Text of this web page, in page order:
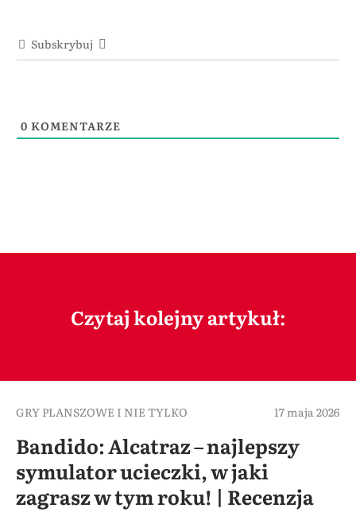
Subskrybuj
0 KOMENTARZE
Czytaj kolejny artykuł:
GRY PLANSZOWE I NIE TYLKO 17 maja 2026
Bandido: Alcatraz – najlepszy
symulator ucieczki, w jaki
zagrasz w tym roku! | Recenzja